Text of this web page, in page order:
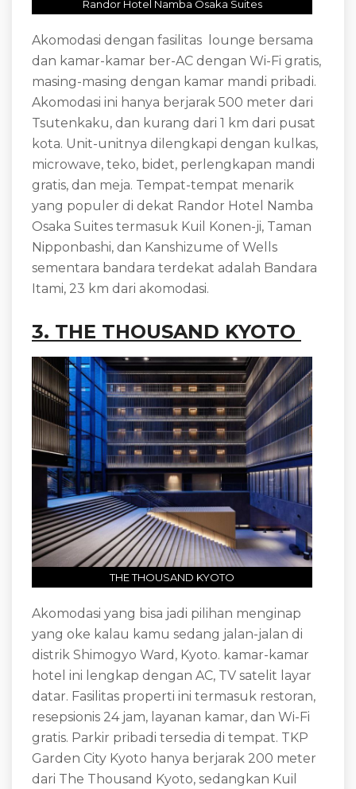
Randor Hotel Namba Osaka Suites
Akomodasi dengan fasilitas lounge bersama
dan kamar-kamar ber-AC dengan Wi-Fi gratis,
masing-masing dengan kamar mandi pribadi.
Akomodasi ini hanya berjarak 500 meter dari
Tsutenkaku, dan kurang dari 1 km dari pusat
kota. Unit-unitnya dilengkapi dengan kulkas,
microwave, teko, bidet, perlengkapan mandi
gratis, dan meja. Tempat-tempat menarik
yang populer di dekat Randor Hotel Namba
Osaka Suites termasuk Kuil Konen-ji, Taman
Nipponbashi, dan Kanshizume of Wells
sementara bandara terdekat adalah Bandara
Itami, 23 km dari akomodasi.
3. THE THOUSAND KYOTO
THE THOUSAND KYOTO
Akomodasi yang bisa jadi pilihan menginap
yang oke kalau kamu sedang jalan-jalan di
distrik Shimogyo Ward, Kyoto. kamar-kamar
hotel ini lengkap dengan AC, TV satelit layar
datar. Fasilitas properti ini termasuk restoran,
resepsionis 24 jam, layanan kamar, dan Wi-Fi
gratis. Parkir pribadi tersedia di tempat. TKP
Garden City Kyoto hanya berjarak 200 meter
dari The Thousand Kyoto, sedangkan Kuil